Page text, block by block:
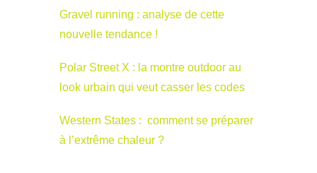
Gravel running : analyse de cette
nouvelle tendance !
Polar Street X : la montre outdoor au
look urbain qui veut casser les codes
Western States : comment se préparer
à l’extrême chaleur ?